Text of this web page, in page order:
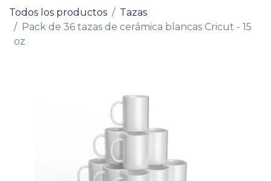
Todos los productos
Tazas
Pack de 36 tazas de cerámica blancas Cricut - 15
oz